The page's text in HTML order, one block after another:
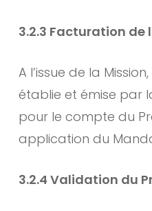
3.2.3 Facturation de
A l’issue de la
établie et émise par
pour le compte du
application du
3.2.4 Validation du